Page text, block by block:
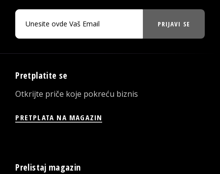
PRIJAVI SE
Pretplatite se
Otkrijte priče koje pokreću biznis
PRETPLATA NA MAGAZIN
Prelistaj magazin